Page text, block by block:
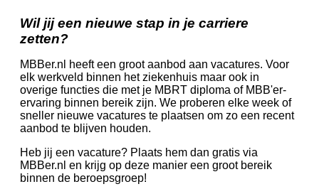
Wil jij een nieuwe stap in je carriere
zetten?
MBBer.nl heeft een groot aanbod aan vacatures. Voor
elk werkveld binnen het ziekenhuis maar ook in
overige functies die met je MBRT diploma of MBB'er-
ervaring binnen bereik zijn. We proberen elke week of
sneller nieuwe vacatures te plaatsen om zo een recent
aanbod te blijven houden.
Heb jij een vacature? Plaats hem dan gratis via
MBBer.nl en krijg op deze manier een groot bereik
binnen de beroepsgroep!